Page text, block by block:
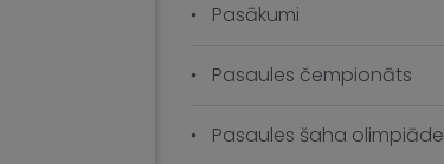
Pasākumi
Pasaules čempionāts
Pasaules šaha olimpiāde